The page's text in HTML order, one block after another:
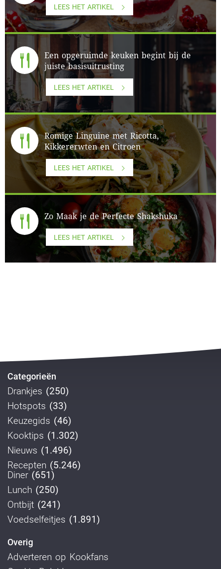
LEES HET ARTIKEL
Een opgeruimde keuken begint bij de
juiste basisuitrusting
LEES HET ARTIKEL
Romige Linguine met Ricotta,
Kikkererwten en Citroen
LEES HET ARTIKEL
Zo Maak je de Perfecte Shakshuka
LEES HET ARTIKEL
Categorieën
Drankjes (250)
Hotspots (33)
Keuzegids (46)
Kooktips (1.302)
Nieuws (1.496)
Recepten (5.246)
Diner (651)
Lunch (250)
Ontbijt (241)
Voedselfeitjes (1.891)
Overig
Adverteren op Kookfans